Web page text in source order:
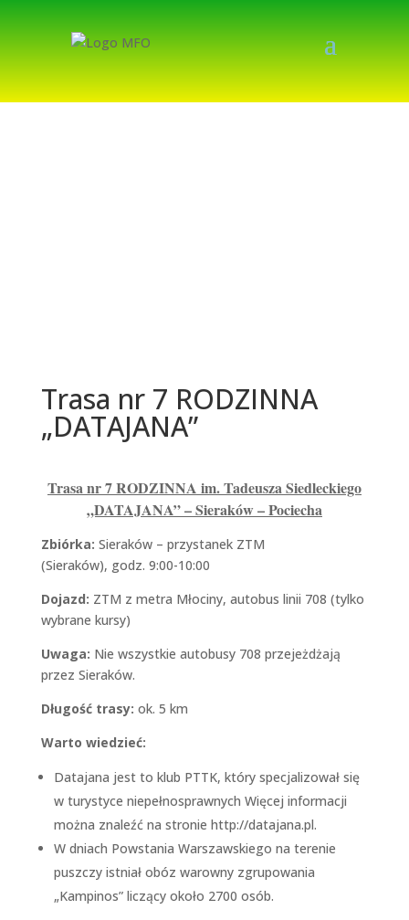
Trasa nr 7 RODZINNA
„DATAJANA”
Trasa nr 7 RODZINNA im. Tadeusza Siedleckiego
„DATAJANA” – Sieraków – Pociecha
Zbiórka: Sieraków – przystanek ZTM
(Sieraków), godz. 9:00-10:00
Dojazd: ZTM z metra Młociny, autobus linii 708 (tylko
wybrane kursy)
Uwaga: Nie wszystkie autobusy 708 przejeżdżają
przez Sieraków.
Długość trasy: ok. 5 km
Warto wiedzieć:
Datajana jest to klub PTTK, który specjalizował się
w turystyce niepełnosprawnych Więcej informacji
można znaleźć na stronie http://datajana.pl.
W dniach Powstania Warszawskiego na terenie
puszczy istniał obóz warowny zgrupowania
„Kampinos” liczący około 2700 osób.